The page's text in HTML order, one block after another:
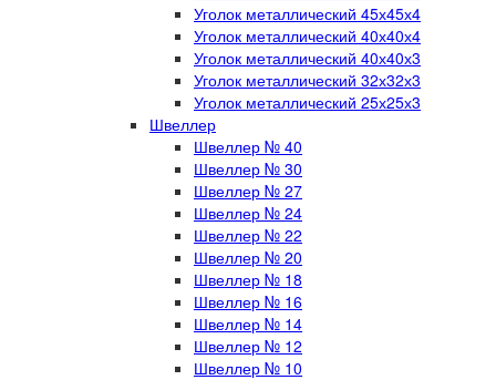
Уголок металлический 45х45х4
Уголок металлический 40х40х4
Уголок металлический 40х40х3
Уголок металлический 32х32х3
Уголок металлический 25х25х3
Швеллер
Швеллер № 40
Швеллер № 30
Швеллер № 27
Швеллер № 24
Швеллер № 22
Швеллер № 20
Швеллер № 18
Швеллер № 16
Швеллер № 14
Швеллер № 12
Швеллер № 10